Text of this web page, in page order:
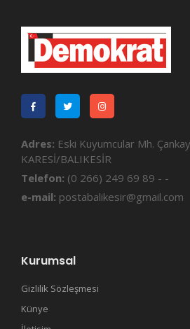
Adres: Eski Kuyumcular Mh.
KARESİ/BALIKESİR
Telefon: (0 266) 249 69 89 - -
e-mail: postabalikesir@gmail.com
Kurumsal
Gizlilik Sözleşmesi
Künye